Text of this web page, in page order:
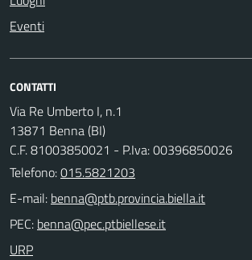
Eventi
CONTATTI
Via Re Umberto I, n.1
13871 Benna (BI)
C.F. 81003850021 - P.Iva: 00396850026
Telefono:015.5821203
E-mail:
PEC:
URP